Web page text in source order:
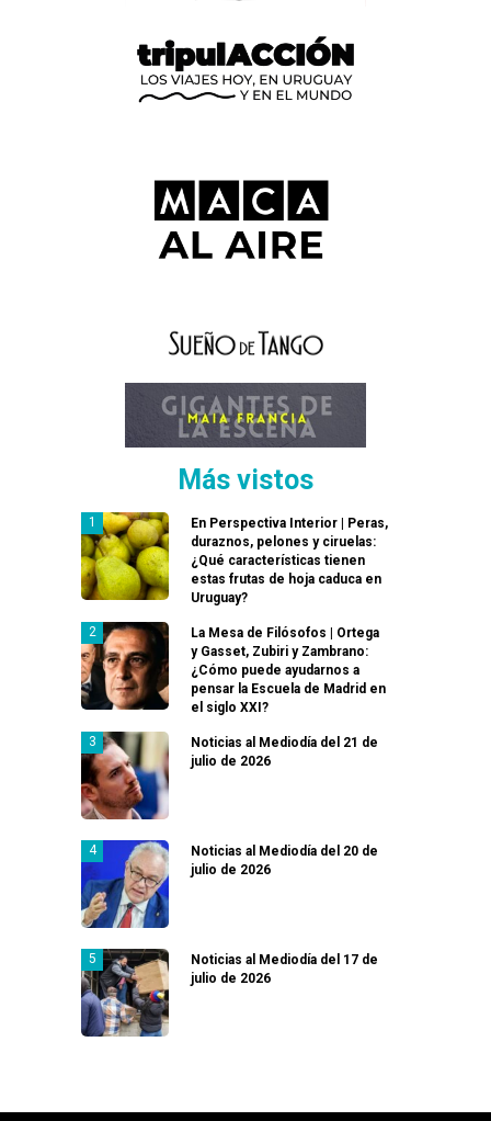
Más vistos
En Perspectiva Interior | Peras,
duraznos, pelones y ciruelas:
¿Qué características tienen
estas frutas de hoja caduca en
Uruguay?
La Mesa de Filósofos | Ortega
y Gasset, Zubiri y Zambrano:
¿Cómo puede ayudarnos a
pensar la Escuela de Madrid en
el siglo XXI?
Noticias al Mediodía del 21 de
julio de 2026
Noticias al Mediodía del 20 de
julio de 2026
Noticias al Mediodía del 17 de
julio de 2026